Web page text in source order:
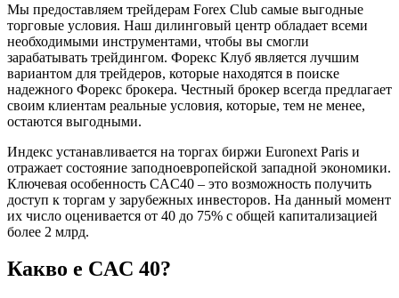
Мы предоставляем трейдерам Forex Club самые выгодные
торговые условия. Наш дилинговый центр обладает всеми
необходимыми инструментами, чтобы вы смогли
зарабатывать трейдингом. Форекс Клуб является лучшим
вариантом для трейдеров, которые находятся в поиске
надежного Форекс брокера. Честный брокер всегда предлагает
своим клиентам реальные условия, которые, тем не менее,
остаются выгодными.
Индекс устанавливается на торгах биржи Euronext Paris и
отражает состояние заподноевропейской западной экономики.
Ключевая особенность CAC40 – это возможность получить
доступ к торгам у зарубежных инвесторов. На данный момент
их число оценивается от 40 до 75% с общей капитализацией
более 2 млрд.
Какво е CAC 40?